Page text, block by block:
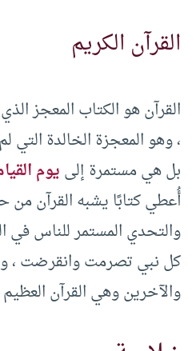
القرآن الكريم
القرآن هو الكتاب المعجز
، وهو المعجزة الخالدة
بل هي مستمرة إلىيوم
أُعطي كتابًا يشبه القرآن من
والتحدي المستمر للناس في
كل نبي تصرمت وانقرضت ،
والآخرين وهي القرآن